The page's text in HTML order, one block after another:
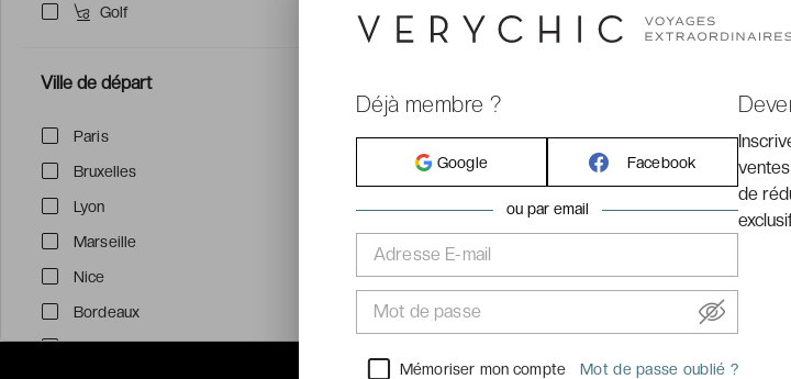
Golf
Ville de départ
Paris
Bruxelles
Lyon
Marseille
Nice
Bordeaux
Genève
Déjà membre ?
Google Facebook
ou par email
Adresse E-mail
Mot de passe
Mémoriser mon compte Mot de passe oublié ?
de